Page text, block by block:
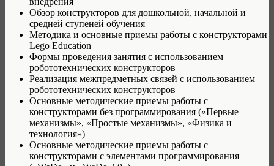
Обзор конструкторов для дошкольной, начальной и
средней ступеней обучения
Методика и основные приемы работы с конструкторами
Lego Education
Формы проведения занятия с использованием
робототехнических конструкторов
Реализация межпредметных связей с использованием
робототехнических конструкторов
Основные методические приемы работы с
конструкторами без программирования («Первые
механизмы», «Простые механизмы», «Физика и
технология»)
Основные методические приемы работы с
конструкторами с элементами программирования